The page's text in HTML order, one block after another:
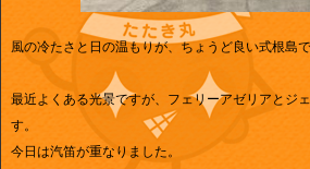
風の冷たさと日の温もりが、ちょうど良い式根島で
最近よくある光景ですが、フェリーアゼリアとジ
す。
今日は汽笛が重なりました。